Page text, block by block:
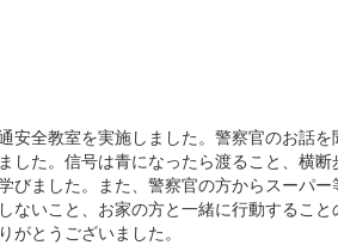
全教室を実施しました。警察官のお話を
た。信号は青になったら渡ること、横断
ました。また、警察官の方からスーパ
いこと、お家の方と一緒に行動すること
とうございました。